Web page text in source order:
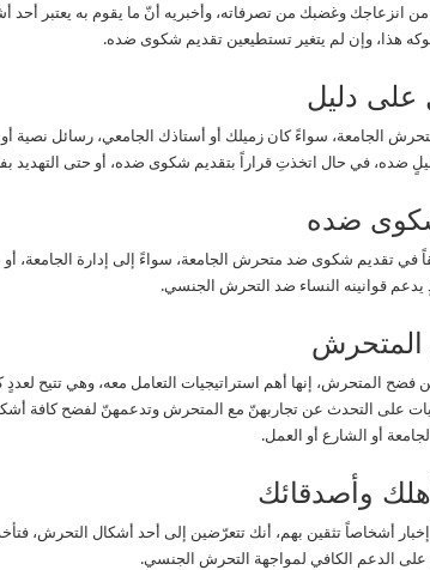
انزعاجك وغضبك من تصرفاته، وأخبريه أنّ ما يقوم به يعتبر
هذا، وإن لم يتغير تستطيعين تقديم شكوى ضده.
على دليل
الجامعة، سواءً كان زميلك أو أستاذك الجامعي، رسائل نصية أو
ضده، في حال اتخذتِ قراراً بتقديم شكوى ضده، أو حتى التهديد
ضده
في تقديم شكوى ضد متحرش الجامعة، سواءً إلى إدارة
يدعم قوانينه النساء ضد التحرش الجنسي.
فضح المتحرش، إنها أهم استراتيجيات التعامل معه، وهي تتيح
على التحدث عن تجاربهنّ مع المتحرش وتدعمهنّ لفضح كافة
أو الشارع أو العمل.
وأصدقائك
أشخاصاً تثقين بهم، أنك تتعرّضين إلى أحد أشكال التحرش،
على الدعم الكافي لمواجهة التحرش الجنسي.